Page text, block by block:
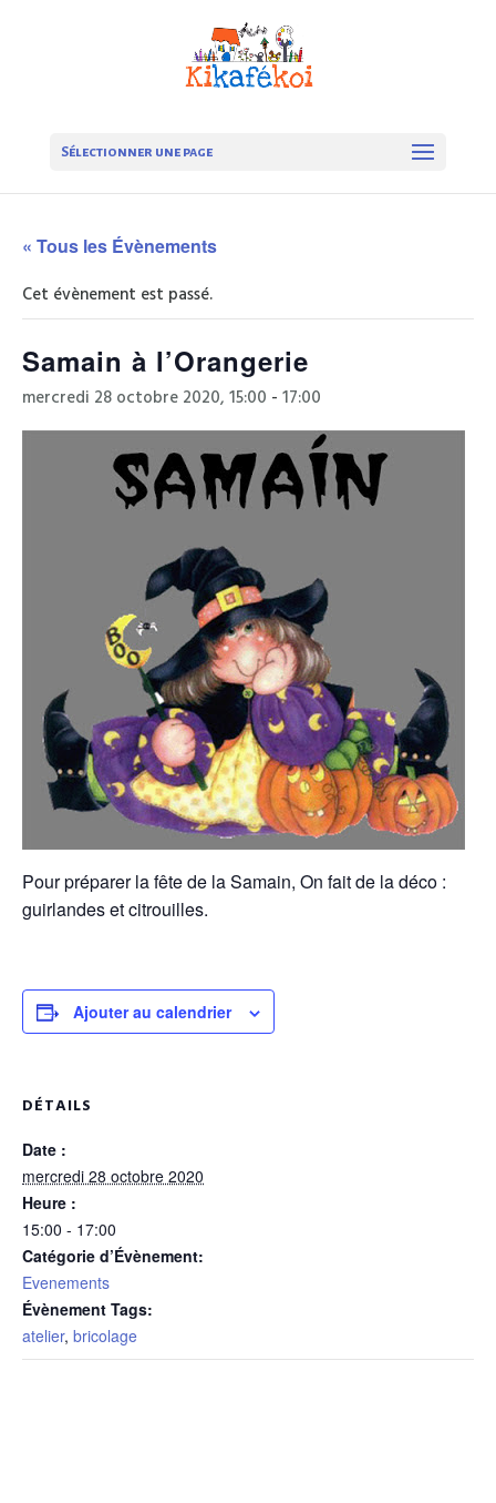
Sélectionner une page
« Tous les Évènements
Cet évènement est passé.
Samain à l’Orangerie
mercredi 28 octobre 2020, 15:00 - 17:00
Pour préparer la fête de la Samain, On fait de la déco :
guirlandes et citrouilles.
Ajouter au calendrier
DÉTAILS
Date :
mercredi 28 octobre 2020
Heure :
15:00 - 17:00
Catégorie d’Évènement:
Evenements
Évènement Tags:
atelier, bricolage